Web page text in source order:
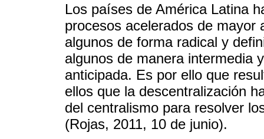
Los países de América Latina
procesos acelerados de mayor
algunos de forma radical y
algunos de manera intermedia
anticipada. Es por ello que
ellos que la descentralización
del centralismo para resolver
(Rojas, 2011, 10 de junio).